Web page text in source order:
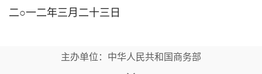
二○一二年三月二十三日
主办单位：中华人民共和国商务部